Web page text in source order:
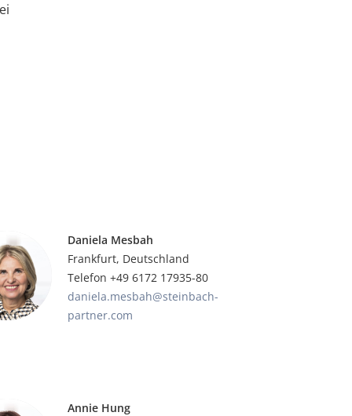
Daniela Mesbah
Frankfurt, Deutschland
Telefon +49 6172 17935-80
daniela.mesbah@steinbach-
partner.com
Annie Hung